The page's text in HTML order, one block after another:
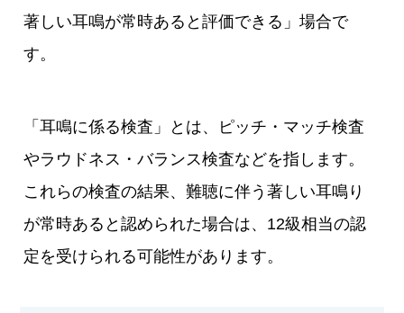
著しい耳鳴が常時あると評価できる」場合で
す。
「耳鳴に係る検査」とは、ピッチ・マッチ検査
やラウドネス・バランス検査などを指します。
これらの検査の結果、難聴に伴う著しい耳鳴り
が常時あると認められた場合は、12級相当の認
定を受けられる可能性があります。